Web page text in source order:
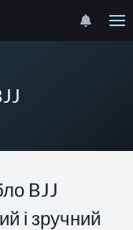
BJJ
і зручний